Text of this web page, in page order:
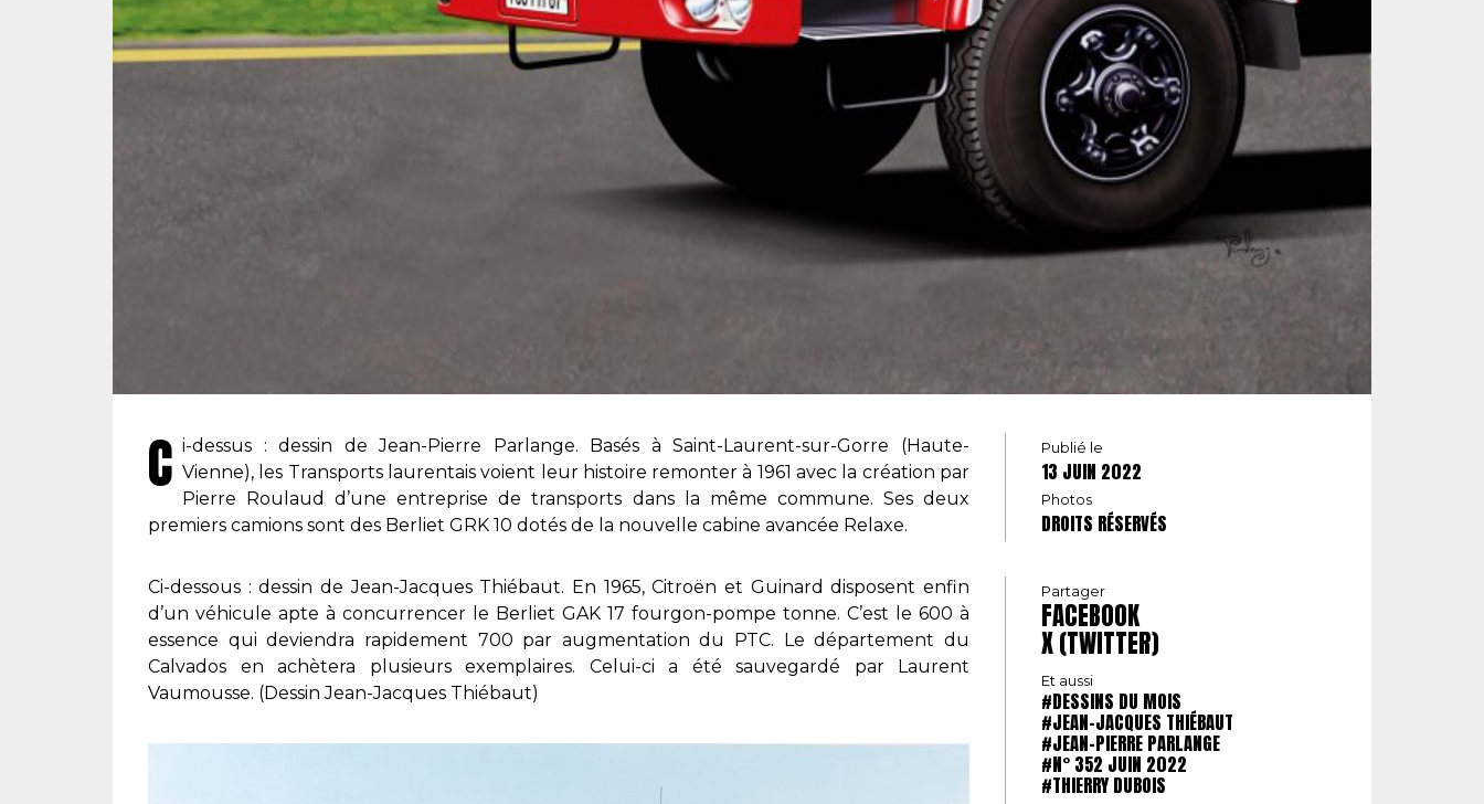
C i-dessus : dessin de Jean-Pierre Parlange. Basés à Saint-Laurent-sur-Gorre (Haute-
Vienne), les Transports laurentais voient leur histoire remonter à 1961 avec la création par
Pierre Roulaud d’une entreprise de transports dans la même commune. Ses deux
premiers camions sont des Berliet GRK 10 dotés de la nouvelle cabine avancée Relaxe.
Ci-dessous : dessin de Jean-Jacques Thiébaut. En 1965, Citroën et Guinard disposent enfin
d’un véhicule apte à concurrencer le Berliet GAK 17 fourgon-pompe tonne. C’est le 600 à
essence qui deviendra rapidement 700 par augmentation du PTC. Le département du
Calvados en achètera plusieurs exemplaires. Celui-ci a été sauvegardé par Laurent
Vaumousse. (Dessin Jean-Jacques Thiébaut)
Publié le
13 JUIN 2022
Photos
DROITS RÉSERVÉS
Partager
FACEBOOK
X (TWITTER)
Et aussi
#DESSINS DU MOIS
#JEAN-JACQUES THIÉBAUT
#JEAN-PIERRE PARLANGE
#N° 352 JUIN 2022
#THIERRY DUBOIS